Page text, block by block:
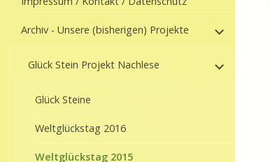
Archiv - Unsere (bisherigen) Projekte
Glück Stein Projekt Nachlese
Glück Steine
Weltglückstag 2016
Weltglückstag 2015